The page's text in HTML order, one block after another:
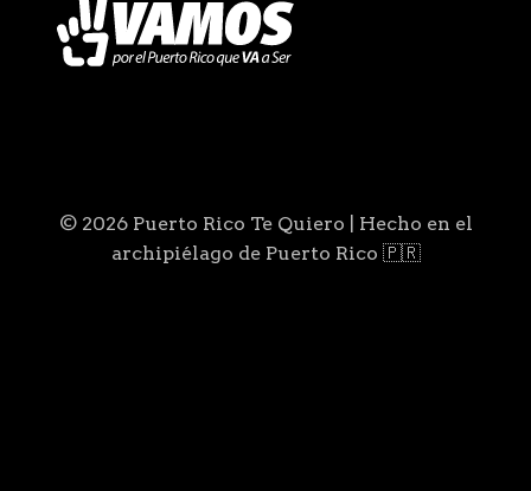
© 2026 Puerto Rico Te Quiero | Hecho en el
archipiélago de Puerto Rico 🇵🇷